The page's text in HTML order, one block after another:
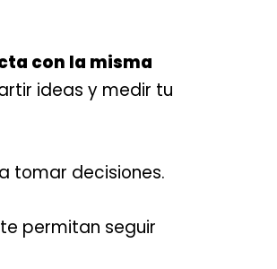
con la misma
ideas y medir tu
tomar decisiones.
permitan seguir